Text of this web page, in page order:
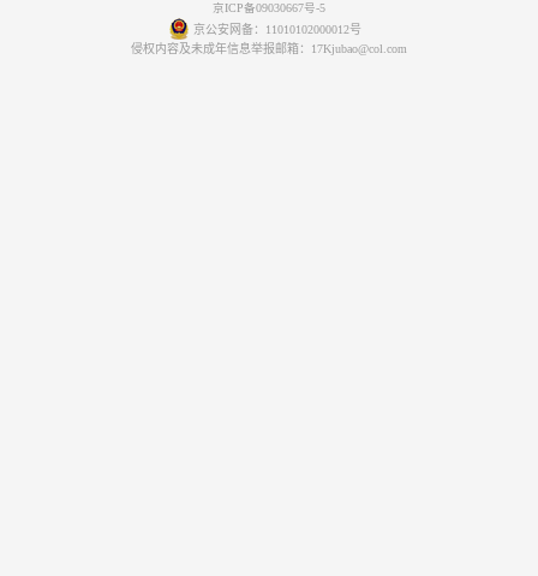
京ICP备09030667号-5
京公安网备：11010102000012号
侵权内容及未成年信息举报邮箱：17Kjubao@col.com